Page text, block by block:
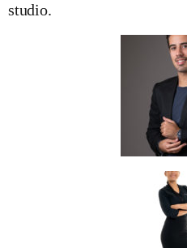
studio.